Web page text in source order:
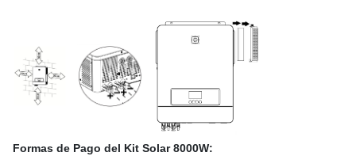
Formas de Pago del Kit Solar 8000W: